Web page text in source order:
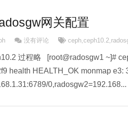
网关配置
没有评论 ceph,ceph10.2,
过程略 [root@radosgw1 ~]#
health HEALTH_OK monmap e3:
0,radosgw2=192.168...